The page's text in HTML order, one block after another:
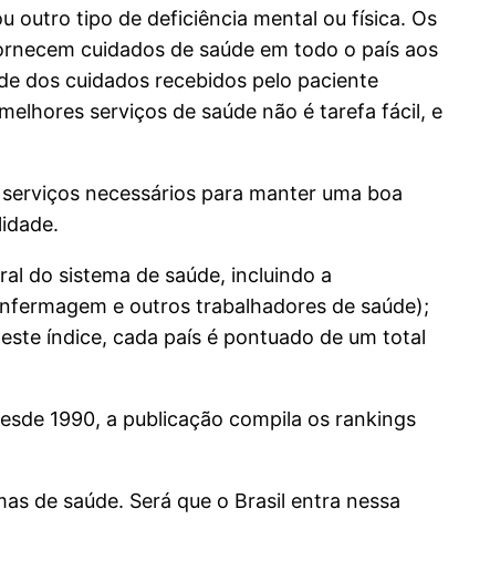
outro tipo de deficiência mental ou física. Os
cuidados de saúde em todo o país aos
dos cuidados recebidos pelo paciente
serviços de saúde não é tarefa fácil, e
necessários para manter uma boa
do sistema de saúde, incluindo a
e outros trabalhadores de saúde);
índice, cada país é pontuado de um total
1990, a publicação compila os rankings
de saúde. Será que o Brasil entra nessa